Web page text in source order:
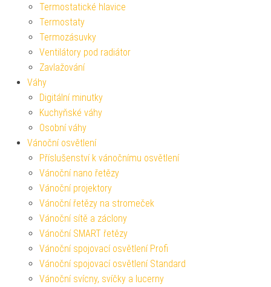
Termostatické hlavice
Termostaty
Termozásuvky
Ventilátory pod radiátor
Zavlažování
Váhy
Digitální minutky
Kuchyňské váhy
Osobní váhy
Vánoční osvětlení
Příslušenství k vánočnímu osvětlení
Vánoční nano řetězy
Vánoční projektory
Vánoční řetězy na stromeček
Vánoční sítě a záclony
Vánoční SMART řetězy
Vánoční spojovací osvětlení Profi
Vánoční spojovací osvětlení Standard
Vánoční svícny, svíčky a lucerny